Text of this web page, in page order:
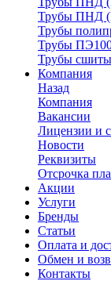
Трубы ПНД
Трубы
Трубы
Трубы
Компания
Назад
Компания
Вакансии
Лицензии и
Новости
Реквизиты
Отсрочка
Акции
Услуги
Бренды
Статьи
Оплата и
Обмен и
Контакты